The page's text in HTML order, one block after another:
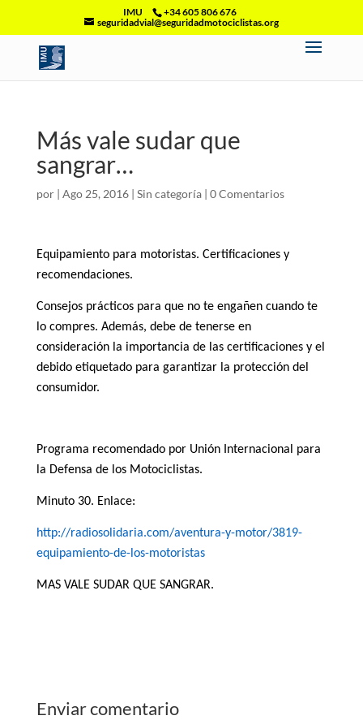
IMU
+34 605 806 676
seguridadvial@seguridadmotociclistas.org
Más vale sudar que
sangrar…
por | Ago 25, 2016| Sin categoría| 0 Comentarios
Equipamiento para motoristas. Certificaciones y
recomendaciones.
Consejos prácticos para que no te engañen cuando te
lo compres. Además, debe de tenerse en
consideración la importancia de las certificaciones y el
debido etiquetado para garantizar la protección del
consumidor.
Programa recomendado por Unión Internacional para
la Defensa de los Motociclistas.
Minuto 30. Enlace:
http://radiosolidaria.com/aventura-y-motor/3819-
equipamiento-de-los-motoristas
MAS VALE SUDAR QUE SANGRAR.
Enviar comentario